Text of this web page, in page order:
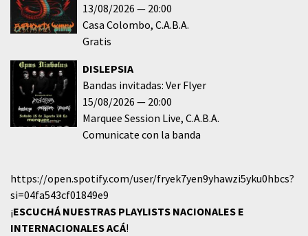
13/08/2026
20:00
Casa Colombo C.A.B.A.
Gratis
DISLEPSIA
Bandas invitadas: Ver Flyer
15/08/2026
20:00
Marquee Session Live C.A.B.A.
Comunicate con la banda
https://open.spotify.com/user/fryek7yen9yhawzi5yku0hbcs?
si=04fa543cf01849e9
¡ESCUCHÁ NUESTRAS PLAYLISTS NACIONALES E
INTERNACIONALESACÁ!